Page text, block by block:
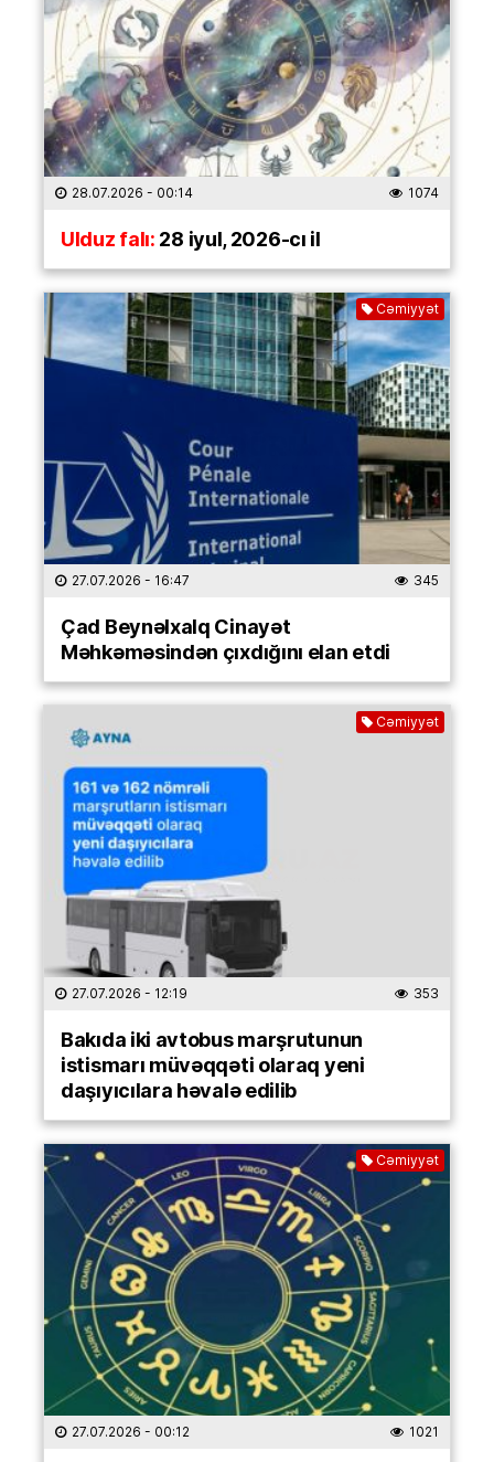
28.07.2026 - 00:14 1074
Ulduz falı:28 iyul, 2026-cı il
Cəmiyyət
27.07.2026 - 16:47 345
Çad Beynəlxalq Cinayət
Məhkəməsindən çıxdığını elan etdi
Cəmiyyət
27.07.2026 - 12:19 353
Bakıda iki avtobus marşrutunun
istismarı müvəqqəti olaraq yeni
daşıyıcılara həvalə edilib
Cəmiyyət
27.07.2026 - 00:12 1021